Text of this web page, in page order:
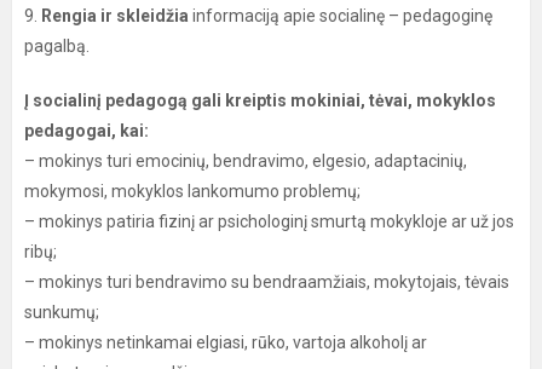
9. Rengia ir skleidžia informaciją apie socialinę – pedagoginę
pagalbą.
Į socialinį pedagogą gali kreiptis mokiniai, tėvai, mokyklos
pedagogai, kai:
– mokinys turi emocinių, bendravimo, elgesio, adaptacinių,
mokymosi, mokyklos lankomumo problemų;
– mokinys patiria fizinį ar psichologinį smurtą mokykloje ar už jos
ribų;
– mokinys turi bendravimo su bendraamžiais, mokytojais, tėvais
sunkumų;
– mokinys netinkamai elgiasi, rūko, vartoja alkoholį ar